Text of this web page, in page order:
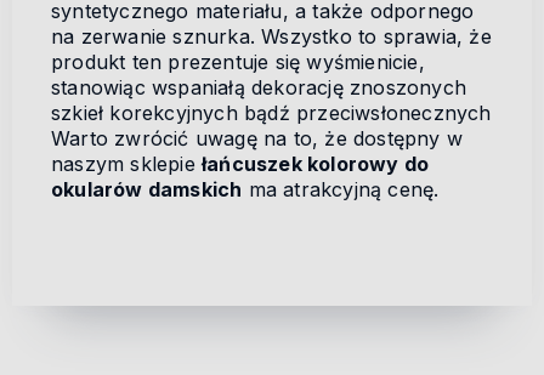
syntetycznego materiału, a także odpornego
na zerwanie sznurka. Wszystko to sprawia, że
produkt ten prezentuje się wyśmienicie,
stanowiąc wspaniałą dekorację znoszonych
szkieł korekcyjnych bądź przeciwsłonecznych
Warto zwrócić uwagę na to, że dostępny w
naszym sklepiełańcuszek kolorowy do
okularów damskich ma atrakcyjną cenę.